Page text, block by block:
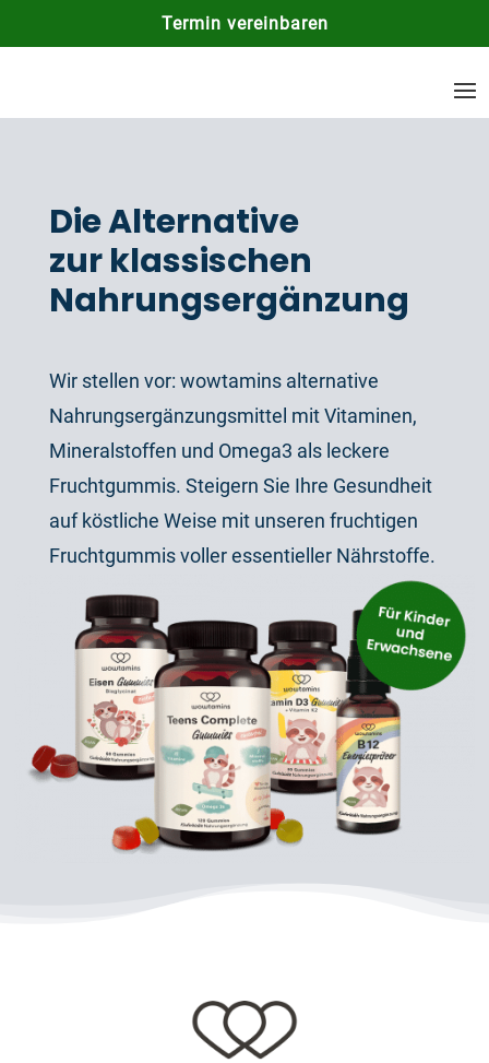
Termin vereinbaren
Die Alternative
zur klassischen
Nahrungsergänzung
Wir stellen vor: wowtamins alternative
Nahrungsergänzungsmittel mit Vitaminen,
Mineralstoffen und Omega3 als leckere
Fruchtgummis. Steigern Sie Ihre Gesundheit
auf köstliche Weise mit unseren fruchtigen
Fruchtgummis voller essentieller Nährstoffe.